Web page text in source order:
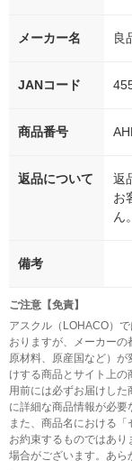
メーカー名 良
JANコード
商品番号
返品について
返
お
ん。
備考
ご注意【免責】
アスクル（LOHACO）
おりますが、メーカーの
原材料、原産国など）
けする商品とサイト上
用前には必ずお届けし
に詳細な商品情報が必要
また、商品名における
お約束するものではあ
場合がございます。あら